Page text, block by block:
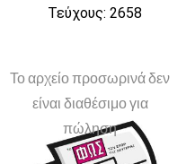
Τεύχους: 2658
Το αρχείο προσωρινά δεν
είναι διαθέσιμο για
πώληση